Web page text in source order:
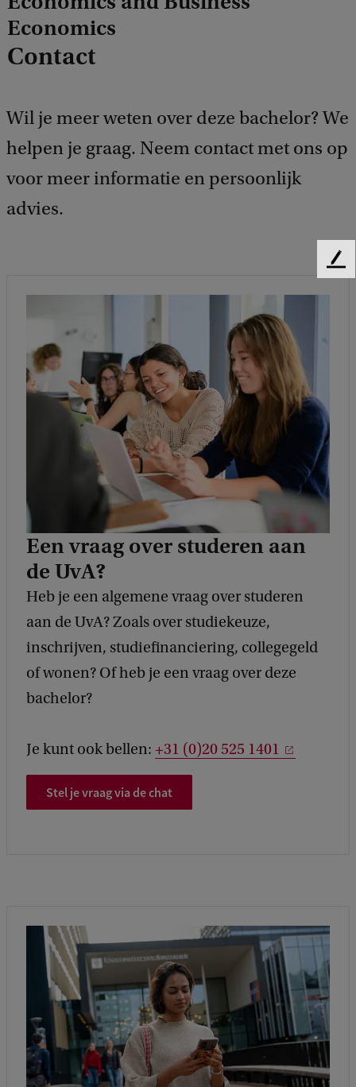
Economics
Contact
Wil je meer weten over deze bachelor? We
helpen je graag. Neem contact met ons op
voor meer informatie en persoonlijk
advies.
Een vraag over studeren aan
de UvA?
Heb je een algemene vraag over studeren
aan de UvA? Zoals over studiekeuze,
inschrijven, studiefinanciering, collegegeld
of wonen? Of heb je een vraag over deze
bachelor?
Je kunt ook bellen: +31 (0)20 525 1401
Stel je vraag via de chat
F